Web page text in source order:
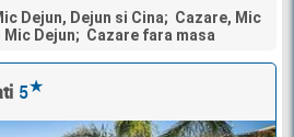
Dejun, Dejun si Cina; Cazare, Mic
Mic Dejun; Cazare fara masa
5★